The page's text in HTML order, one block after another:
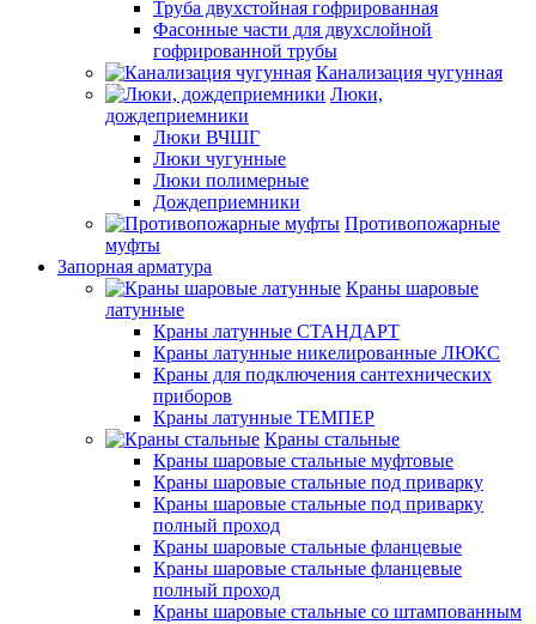
Труба двухстойная гофрированная
Фасонные части для двухслойной
гофрированной трубы
Канализация чугунная
Люки,
дождеприемники
Люки ВЧШГ
Люки чугунные
Люки полимерные
Дождеприемники
Противопожарные
муфты
Запорная арматура
Краны шаровые
латунные
Краны латунные СТАНДАРТ
Краны латунные никелированные ЛЮКС
Краны для подключения сантехнических
приборов
Краны латунные ТЕМПЕР
Краны стальные
Краны шаровые стальные муфтовые
Краны шаровые стальные под приварку
Краны шаровые стальные под приварку
полный проход
Краны шаровые стальные фланцевые
Краны шаровые стальные фланцевые
полный проход
Краны шаровые стальные со штампованным